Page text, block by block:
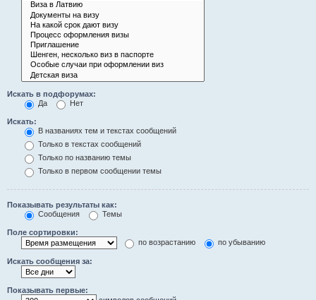
Искать в подфорумах:
Да
Нет
Искать:
В названиях тем и текстах сообщений
Только в текстах сообщений
Только по названию темы
Только в первом сообщении темы
Показывать результаты как:
Сообщения
Темы
Поле сортировки:
по возрастанию
по убыванию
Искать сообщения за:
Показывать первые: